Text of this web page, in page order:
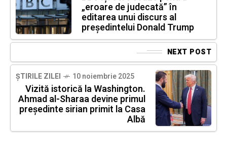
„eroare de judecată” în
editarea unui discurs al
președintelui Donald Trump
NEXT POST
ȘTIRILE ZILEI 10 noiembrie 2025
Vizită istorică la Washington.
Ahmad al-Sharaa devine primul
președinte sirian primit la Casa
Albă